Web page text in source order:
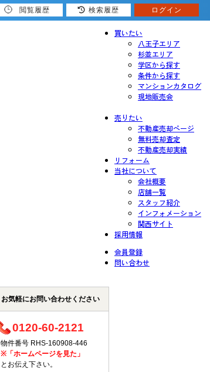
買いたい
八王子エリア
杉並エリア
学区から探す
条件から探す
マンションカタログ
現地販売会
売りたい
不動産売却ページ
無料売却査定
不動産売却実績
リフォーム
当社について
会社概要
店舗一覧
スタッフ紹介
インフォメーション
関西サイト
採用情報
会員登録
問い合わせ
お気軽にお問い合わせください
0120-60-2121
物件番号 RHS-160908-446
※「ホームページを見た」
とお伝え下さい。
閲覧履歴 検索履歴 ログイン